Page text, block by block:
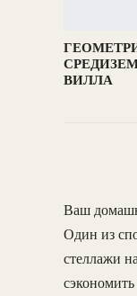
ВИЛЛА
Ваш
Один из
стеллажи